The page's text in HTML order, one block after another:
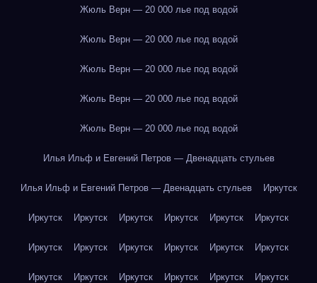
Жюль Верн — 20 000 лье под водой
Жюль Верн — 20 000 лье под водой
Жюль Верн — 20 000 лье под водой
Жюль Верн — 20 000 лье под водой
Жюль Верн — 20 000 лье под водой
Илья Ильф и Евгений Петров — Двенадцать стульев
Илья Ильф и Евгений Петров — Двенадцать стульев Иркутск
Иркутск Иркутск Иркутск Иркутск Иркутск Иркутск
Иркутск Иркутск Иркутск Иркутск Иркутск Иркутск
Иркутск Иркутск Иркутск Иркутск Иркутск Иркутск